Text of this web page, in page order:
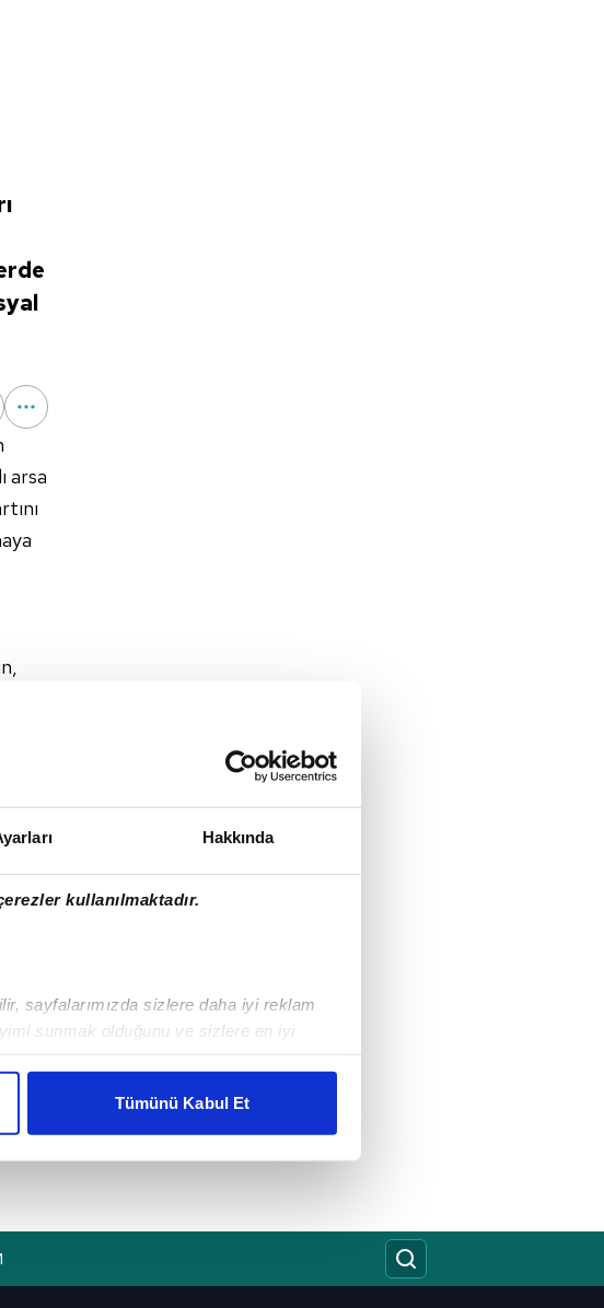
Hakkında
kullanılmaktadır.
sayfalarımızda sizlere daha iyi reklam
sunmak olduğunu ve sizlere en iyi
reklamlar gösterilmeyecektir."
kullanılacaktır.
Tümünü Kabul Et
arsa